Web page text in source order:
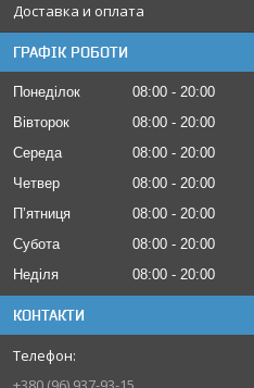
Доставка и оплата
ГРАФІК РОБОТИ
Понеділок 08:00
20:00
Вівторок
08:00
20:00
Середа
08:00
20:00
Четвер
08:00
20:00
Пʼятниця
08:00
20:00
Субота
08:00
20:00
Неділя
08:00 20:00
КОНТАКТИ